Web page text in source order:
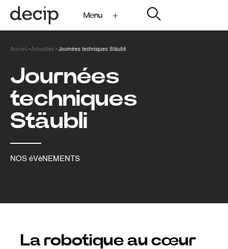
Menu
Accueil - Actualités - Journées techniques Stäubli
Journées
techniques
Stäubli
NOS éVèNEMENTS
La robotique au cœur